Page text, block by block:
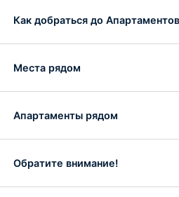
Как добраться до Апартаментов
Места рядом
Апартаменты рядом
Обратите внимание!